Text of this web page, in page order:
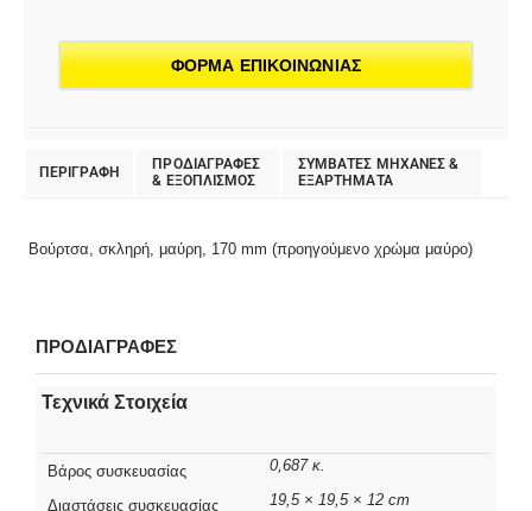
ΦΟΡΜΑ ΕΠΙΚΟΙΝΩΝΙΑΣ
ΠΕΡΙΓΡΑΦΗ
ΠΡΟΔΙΑΓΡΑΦΕΣ
& EΞΟΠΛΙΣΜΟΣ
ΣΥΜΒΑΤΕΣ ΜΗΧΑΝΕΣ &
ΕΞΑΡΤΗΜΑΤΑ
Βούρτσα, σκληρή, μαύρη, 170 mm (προηγούμενο χρώμα μαύρο)
ΠΡΟΔΙΑΓΡΑΦΕΣ
Τεχνικά Στοιχεία
Βάρος συσκευασίας 0,687 κ.
Διαστάσεις συσκευασίας 19,5 × 19,5 × 12 cm